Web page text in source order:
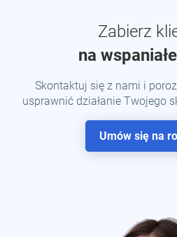
Zabierz
na
Skontaktuj się z nami i
usprawnić działanie Twojego
Umów się na